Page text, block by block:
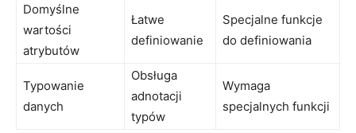
Domyślne ​
wartości
atrybutów
Łatwe
definiowanie
Specjalne funkcje
do definiowania
Typowanie
danych
Obsługa
adnotacji‌
typów
Wymaga
specjalnych funkcji